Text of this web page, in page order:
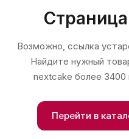
Возможно, ссылка
Найдите нужный
nextcake более 3400
Перейти в